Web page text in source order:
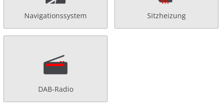
Navigationssystem Sitzheizung
DAB-Radio